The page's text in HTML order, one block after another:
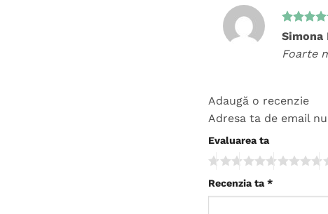
Evaluat la
5
Simona
Foarte
Adaugă o recenzie
Adresa ta de email
Evaluarea ta
Recenzia ta*